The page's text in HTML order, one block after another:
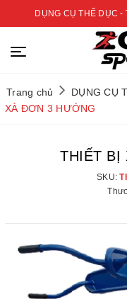
DỤNG CỤ THỂ DỤC -
Trang chủ DỤNG CỤ
XÀ ĐƠN 3 HƯỚNG
THIẾT BỊ
SKU: